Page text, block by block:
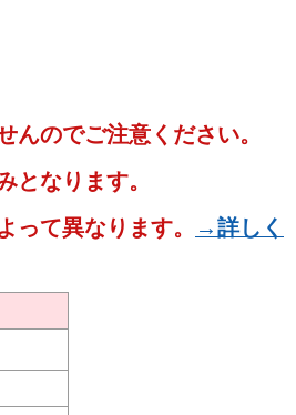
のでご注意ください。
なります。
て異なります。
→詳しく